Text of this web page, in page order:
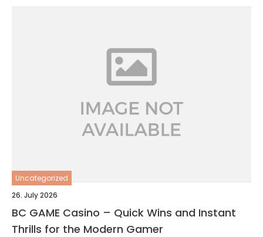
Uncategorized
26. July 2026
BC GAME Casino – Quick Wins and Instant
Thrills for the Modern Gamer